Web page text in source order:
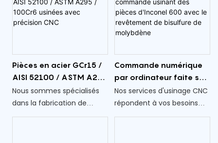
spécifications. Le processus
de tournage CNC garantit
dans chaque composant
exceptionnelles.
Pièces en acier GCr15 /
AISI 52100 / ASTM A295
/ 100Cr6 usinées avec
précision CNC
Nous sommes spécialisés
dans la fabrication de
pièces usinées sur mesure,
Commande numérique
par ordinateur faite sur
commande usinant des
pièces d'Inconel 600
Nos services d'usinage CNC
répondent à vos besoins
spécifiques, en fournissant